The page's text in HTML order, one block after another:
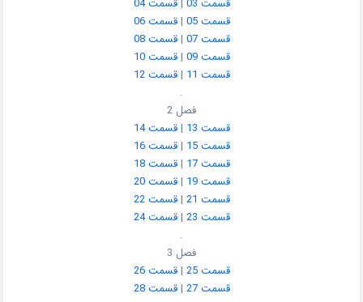
قسمت 03
|قسمت 04
قسمت 05
|قسمت 06
قسمت 07
|قسمت 08
قسمت 09
|قسمت 10
قسمت 11
|قسمت 12
.
فصل 2
قسمت 13
|قسمت 14
قسمت 15
|قسمت 16
قسمت 17
|قسمت 18
قسمت 19
|قسمت 20
قسمت 21
|قسمت 22
قسمت 23
|قسمت 24
.
فصل 3
قسمت 25
|قسمت 26
قسمت 27
|قسمت 28